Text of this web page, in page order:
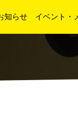
知らせ イベント・